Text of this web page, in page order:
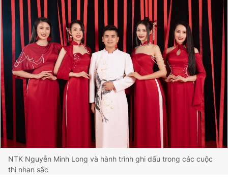
NTK Nguyễn Minh Long và hành trình ghi dấu trong các cuộc
thi nhan sắc